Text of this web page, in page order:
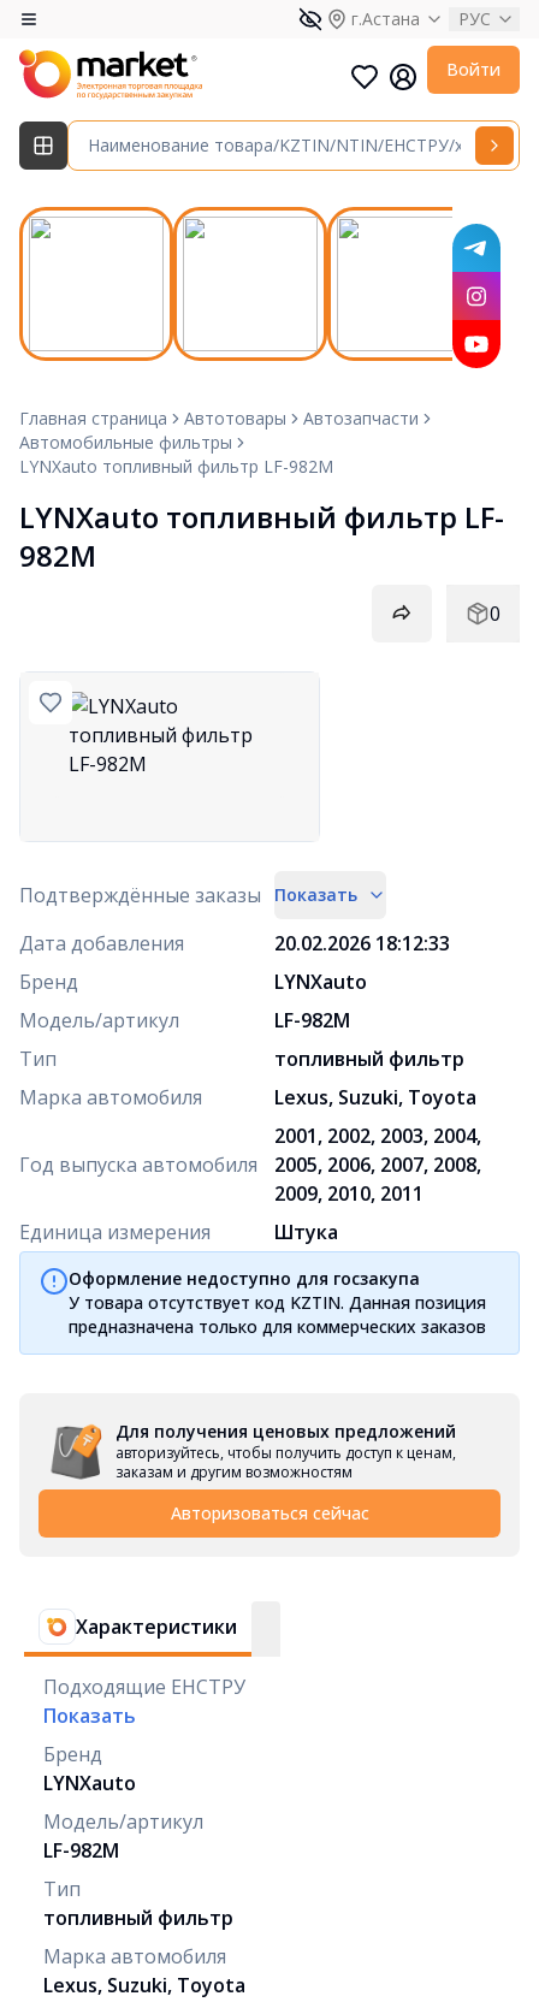
г.Астана РУС
Войти
Главная страница Автотовары
Автозапчасти
Автомобильные фильтры
LYNXauto топливный фильтр LF-982M
LYNXauto топливный фильтр LF-
982M
0
Подтверждённые заказы Показать
Дата добавления
20.02.2026 18:12:33
Бренд
LYNXauto
Модель/артикул
LF-982M
Тип
топливный фильтр
Марка автомобиля
Lexus, Suzuki, Toyota
Год выпуска автомобиля
2001, 2002, 2003, 2004,
2005, 2006, 2007, 2008,
2009, 2010, 2011
Единица измерения
Штука
Оформление недоступно для госзакупа
У товара отсутствует код KZTIN. Данная позиция
предназначена только для коммерческих заказов
Для получения ценовых предложений
авторизуйтесь, чтобы получить доступ к ценам,
заказам и другим возможностям
Авторизоваться сейчас
Характеристики
Подходящие ЕНСТРУ
Показать
Бренд
LYNXauto
Модель/артикул
LF-982M
Тип
топливный фильтр
Марка автомобиля
Lexus, Suzuki, Toyota